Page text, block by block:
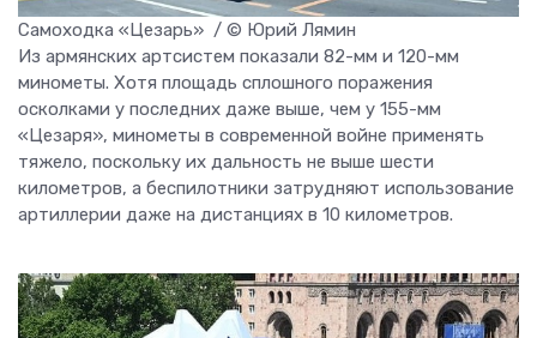
Самоходка «Цезарь» / © Юрий Лямин
Из армянских артсистем показали 82-мм и 120-мм
минометы. Хотя площадь сплошного поражения
осколками у последних даже выше, чем у 155-мм
«Цезаря», минометы в современной войне применять
тяжело, поскольку их дальность не выше шести
километров, а беспилотники затрудняют использование
артиллерии даже на дистанциях в 10 километров.